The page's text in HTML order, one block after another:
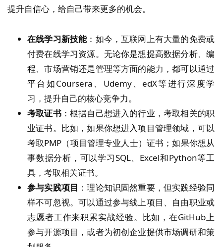
提升自信心，给自己带来更多的机会。
在线学习新技能：如今，互联网上有大量的免费或
付费在线学习资源。无论你是想提高数据分析、编
程、市场营销还是管理等方面的能力，都可以通过
平台如Coursera、Udemy、edX等进行深度学
习，提升自己的核心竞争力。
考取证书：根据自己想进入的行业，考取相关的职
业证书。比如，如果你想进入项目管理领域，可以
考取PMP（项目管理专业人士）证书；如果你想从
事数据分析，可以学习SQL、Excel和Python等工
具，考取相关证书。
参与实践项目 ：理论知识固然重要，但实践经验同
样不可忽视。可以通过参与线上项目、自由职业或
志愿者工作来积累实战经验。比如，在GitHub上
参与开源项目，或者为初创企业提供市场调研和策